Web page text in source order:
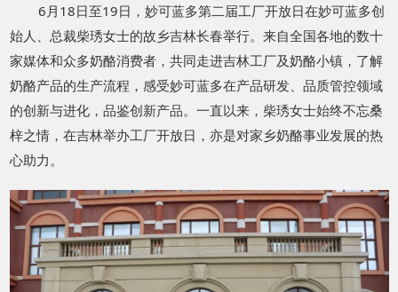
6月18日至19日，妙可蓝多第二届工厂开放日在妙可蓝多创
始人、总裁柴琇女士的故乡吉林长春举行。来自全国各地的数十
家媒体和众多奶酪消费者，共同走进吉林工厂及奶酪小镇，了解
奶酪产品的生产流程，感受妙可蓝多在产品研发、品质管控领域
的创新与进化，品鉴创新产品。一直以来，柴琇女士始终不忘桑
梓之情，在吉林举办工厂开放日，亦是对家乡奶酪事业发展的热
心助力。